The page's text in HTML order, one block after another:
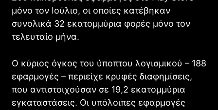
μόνο τον Ιούλιο, οι οποίες κατέβηκαν
συνολικά 32 εκατομμύρια φορές μόνο τον
τελευταίο μήνα.
Ο κύριος όγκος του ύποπτου λογισμικού – 188
εφαρμογές – περιείχε κρυφές διαφημίσεις,
που αντιστοιχούσαν σε 19,2 εκατομμύρια
εγκαταστάσεις. Οι υπόλοιπες εφαρμογές